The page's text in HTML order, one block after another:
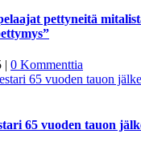
pettyneitä
| 0 Kommenttia
65 vuoden tauon